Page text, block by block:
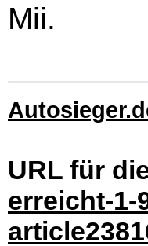
Mii.
URL für
erreicht-1-